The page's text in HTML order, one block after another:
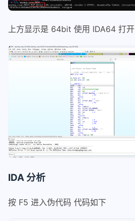
上方显示是 64bit 使用 IDA64 打开
IDA 分析
按 F5 进入伪代码 代码如下